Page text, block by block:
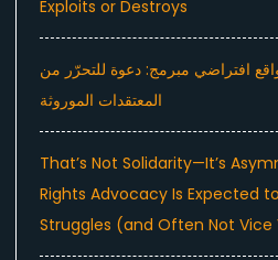
Exploits or Destroys
افتراضي مبرمج: دعوة للتحرّر من
المعتقدات الموروثة
That’s Not Solidarity—It’s
Rights Advocacy Is Expected
Struggles (and Often Not Vice